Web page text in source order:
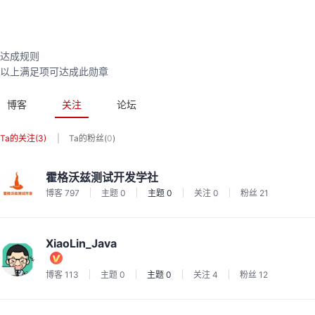
达成规则
以上满足项可达成此勋章
博客 关注 论坛
Ta的关注(3) Ta的粉丝(0)
霍格沃兹测试开发学社
博客 797 主题 0 主题 0 关注 0 粉丝 21
XiaoLin_Java
博客 113 主题 0 主题 0 关注 4 粉丝 12